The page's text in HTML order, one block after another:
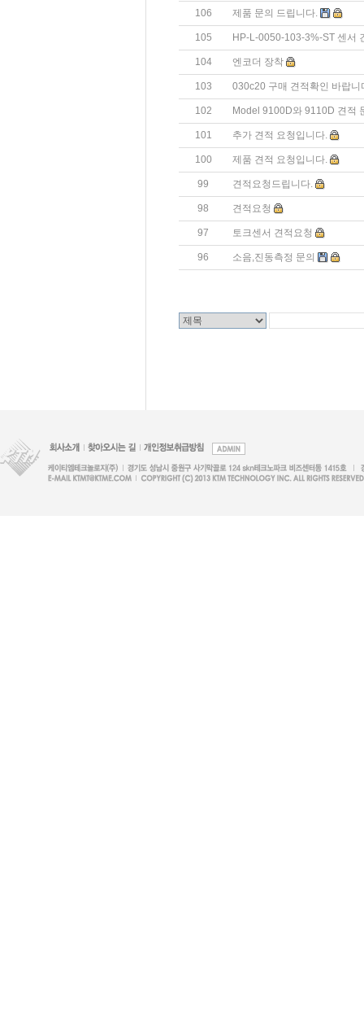
106 제품 문의 드립니다.
105 HP-L-0050-103-3%-ST 센서
104 엔코더 장착
103 030c20 구매 견적확인 바랍니
102 Model 9100D와 9110D 견적
101 추가 견적 요청입니다.
100 제품 견적 요청입니다.
99 견적요청드립니다.
98 견적요청
97 토크센서 견적요청
96 소음,진동측정 문의